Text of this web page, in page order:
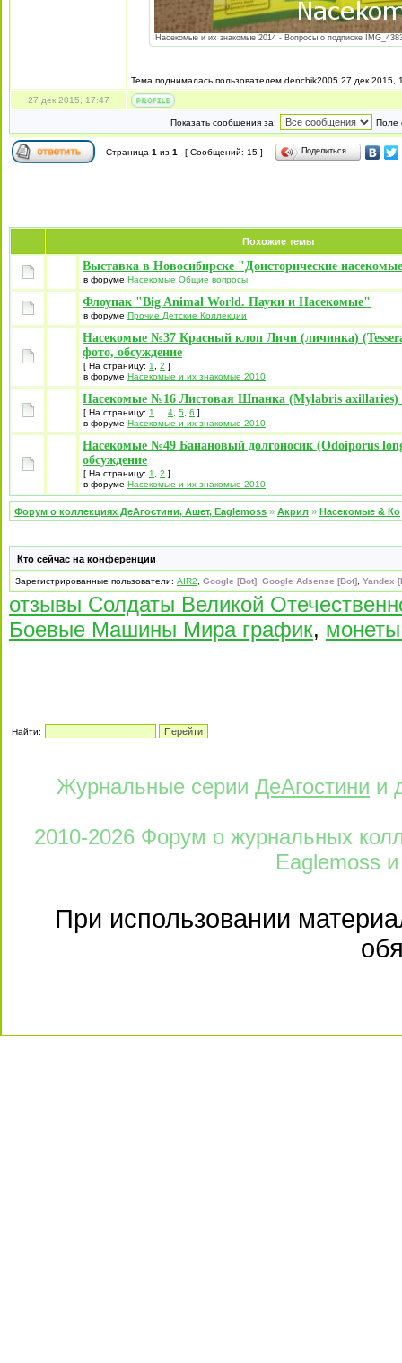
Насекомые и их знакомые 2014 - Вопросы о подписке
Тема поднималась пользователем denchik2005 27 дек 2015,
27 дек 2015, 17:47
Показать сообщения за: Поле
Страница 1 из 1 [ Сообщений: 15 ] Поделиться…
Похожие темы
Выставка в Новосибирске "Доисторические
в форуме Насекомые Общие вопросы
Флоупак "Big Animal World. Пауки и Насекомые"
в форуме Прочие Детские Коллекции
Насекомые №37 Красный клоп Личи (личинка)
фото, обсуждение
[ На страницу: 1 2 ]
в форуме Насекомые и их знакомые 2010
Насекомые №16 Листовая Шпанка (Mylabris axillaries)
[ На страницу: 1 4 5 6 ]
в форуме Насекомые и их знакомые 2010
Насекомые №49 Банановый долгоносик (Odoiporus
обсуждение
[ На страницу: 1 2 ]
в форуме Насекомые и их знакомые 2010
Форум о коллекциях ДеАгостини, Ашет, Eaglemoss » Акрил » Насекомые & Ко
Кто сейчас на конференции
Зарегистрированные пользователи: AIR2 Google [Bot] Google Adsense [Bot] Yandex
отзывы Солдаты Великой
Боевые Машины Мира график,
Найти:
Журнальные серии ДеАгостини и
2010-2026 Форум о журнальных
Eaglemoss и
При использовании